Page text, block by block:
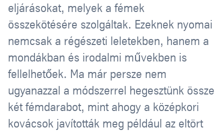
eljárásokat, melyek a fémek
összekötésére szolgáltak. Ezeknek nyomai
nemcsak a régészeti leletekben, hanem a
mondákban és irodalmi művekben is
fellelhetőek. Ma már persze nem
ugyanazzal a módszerrel hegesztünk össze
két fémdarabot, mint ahogy a középkori
kovácsok javították meg például az eltört